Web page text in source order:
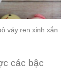
váy ren xinh xắn
các bậc